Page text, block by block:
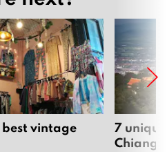
best vintage
7
Chiang